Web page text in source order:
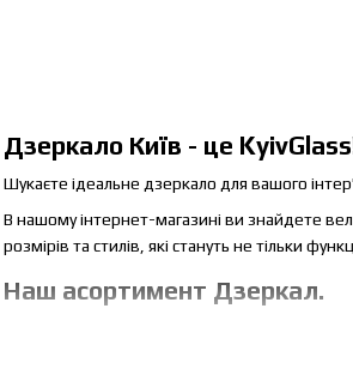
Дзеркало Київ - це
Шукаєте ідеальне дзеркало для вашого
В нашому інтернет-магазині ви знайдете
розмірів та стилів, які стануть не тільки
Наш асортимент Дзеркал.